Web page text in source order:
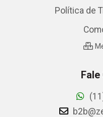
Política de